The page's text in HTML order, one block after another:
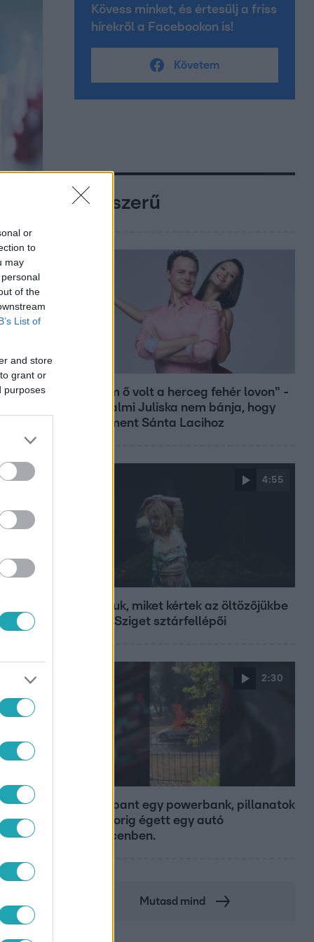
or
to
may
of the
List of
and store
grant or
purposes
Kövess minket, és értesülj a friss
hírekről a Facebookon is!
Követem
Népszerű
"Nekem ő volt a herceg fehér lovon" -
Széphalmi Juliska nem bánja, hogy
hozzáment Sánta Lacihoz
4:55
Mutatjuk, miket kértek az öltözőjükbe
az idei Sziget sztárfellépői
2:30
Felrobbant egy powerbank, pillanatok
alatt porig égett egy autó
Debrecenben.
Mutasd mind